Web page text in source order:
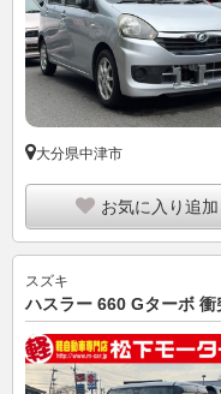
大分県中津市
お気に入り追加
スズキ
ハスラー 660 Gターボ